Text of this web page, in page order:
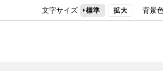
文字サイズ 標準 拡大 背景